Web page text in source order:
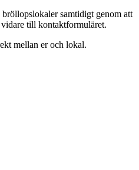
samtidigt genom att
vidare till kontaktformuläret.
mellan er och lokal.